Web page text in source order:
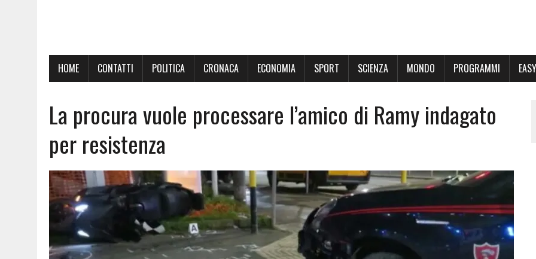
HOME CONTATTI POLITICA CRONACA ECONOMIA SPORT SCIENZA MONDO PROGRAMMI
La procura vuole processare l’amico di Ramy indagato
per resistenza